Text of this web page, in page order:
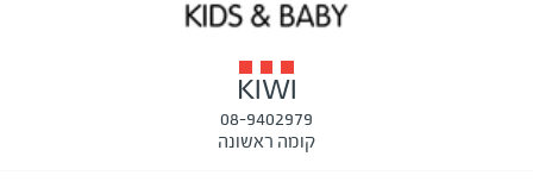
KIWI
08-9402979
קומה ראשונה